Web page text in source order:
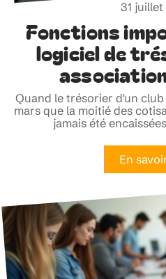
31 juillet
Fonctions
logiciel de
Quand le trésorier d'un
mars que la moitié des
jamais été
En